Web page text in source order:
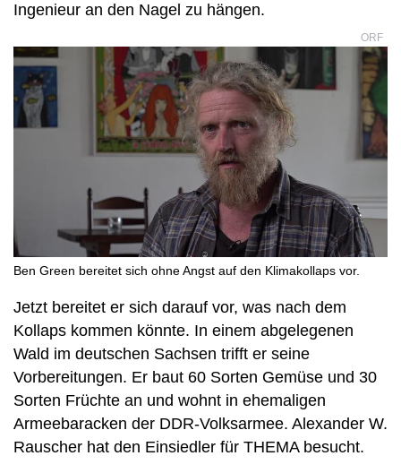
Ingenieur an den Nagel zu hängen.
ORF
Ben Green bereitet sich ohne Angst auf den Klimakollaps vor.
Jetzt bereitet er sich darauf vor, was nach dem
Kollaps kommen könnte. In einem abgelegenen
Wald im deutschen Sachsen trifft er seine
Vorbereitungen. Er baut 60 Sorten Gemüse und 30
Sorten Früchte an und wohnt in ehemaligen
Armeebaracken der DDR-Volksarmee. Alexander W.
Rauscher hat den Einsiedler für THEMA besucht.